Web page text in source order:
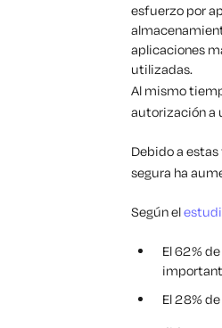
esfuerzo por
aplicaciones
utilizadas.
Al mismo
autorización a
Debido a
segura ha
Según el
El 62%
El 28%